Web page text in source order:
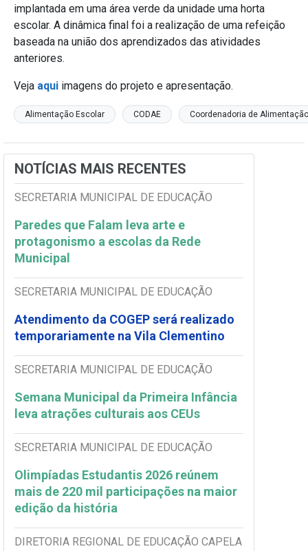
implantada em uma área verde da unidade uma horta
escolar. A dinâmica final foi a realização de uma refeição
baseada na união dos aprendizados das atividades
anteriores.
Veja aqui imagens do projeto e apresentação.
Alimentação Escolar CODAE Coordenadoria de
NOTÍCIAS MAIS RECENTES
SECRETARIA MUNICIPAL DE EDUCAÇÃO
Paredes que Falam leva arte e
protagonismo a escolas da Rede
Municipal
SECRETARIA MUNICIPAL DE EDUCAÇÃO
Atendimento da COGEP será realizado
temporariamente na Vila Clementino
SECRETARIA MUNICIPAL DE EDUCAÇÃO
Semana Municipal da Primeira Infância
leva atrações culturais aos CEUs
SECRETARIA MUNICIPAL DE EDUCAÇÃO
Olimpíadas Estudantis 2026 reúnem
mais de 220 mil participações na maior
edição da história
DIRETORIA REGIONAL DE EDUCAÇÃO CAPELA